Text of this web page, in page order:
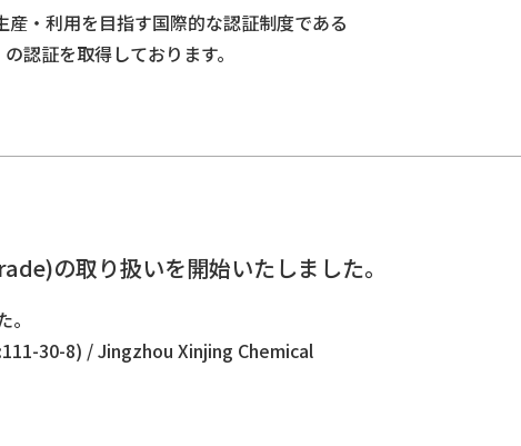
・利用を目指す国際的な認証制度である
認証を取得しております。
の取り扱いを開始いたしました。
30-8) / Jingzhou Xinjing Chemical